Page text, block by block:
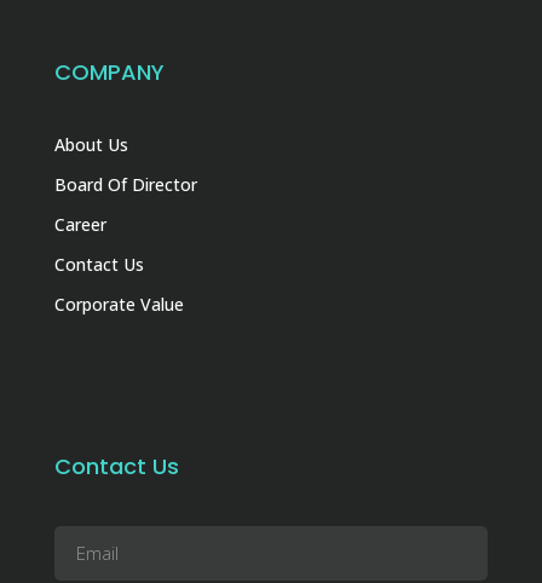
COMPANY
About Us
Board Of Director
Career
Contact Us
Corporate Value
Contact Us